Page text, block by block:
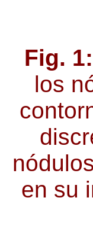
Fig. 1:
los
en su